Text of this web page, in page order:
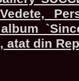
atat din